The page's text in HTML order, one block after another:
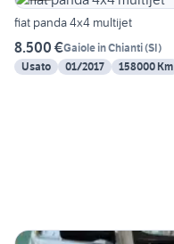
fiat panda 4x4 multijet
8.500 €Gaiole in Chianti(SI)
Usato
01/2017 158000 Km